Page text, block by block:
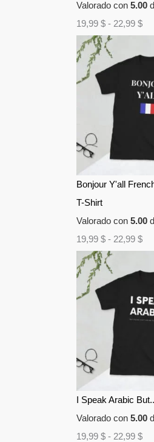
Valorado con 5.00
19,99 $ - 22,99 $
Bonjour Y'all
T-Shirt
Valorado con 5.00
19,99 $ - 22,99 $
I Speak Arabic
Valorado con 5.00
19,99 $ - 22,99 $